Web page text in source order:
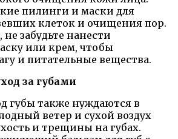
пилинги и маски для
клеток и очищения пор.
забудьте нанести
или крем, чтобы
и питательные вещества.
за губами
губы также нуждаются в
ветер и сухой воздух
и трещины на губах.